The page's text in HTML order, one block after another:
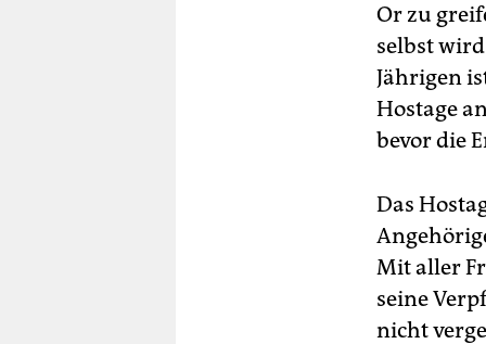
Or zu
selbst
Jährigen
Hostage
bevor die
Das
Mit aller
seine
nicht